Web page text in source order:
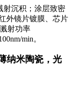
射沉积；涂层致密
外镜片镀膜、芯片
射功率
min。
纳米陶瓷，光